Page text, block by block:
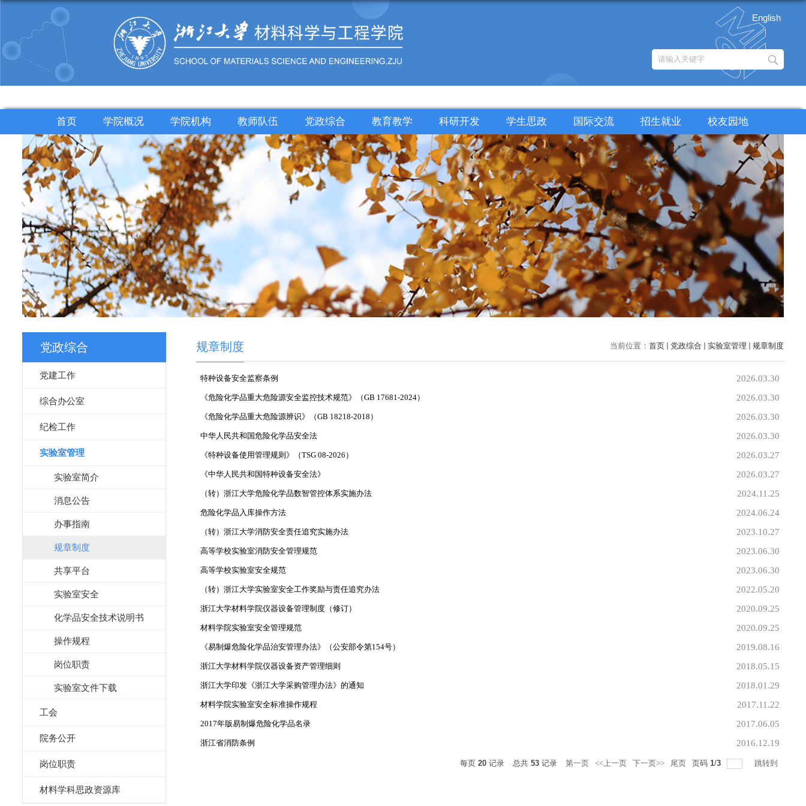
English
首页 学院概况 学院机构 教师队伍 党政综合 教育教学 科研开发 学生思政 国际交流 招生就业 校友园地
党政综合
党建工作
综合办公室
纪检工作
实验室管理
实验室简介
消息公告
办事指南
规章制度
共享平台
实验室安全
化学品安全技术说明书
操作规程
岗位职责
实验室文件下载
工会
院务公开
岗位职责
材料学科思政资源库
当前位置： 首页 党政综合 实验室管理 规章制度
规章制度
特种设备安全监察条例 2026.03.30
《危险化学品重大危险源安全监控技术规范》（GB 17681-2024） 2026.03.30
《危险化学品重大危险源辨识》（GB 18218-2018） 2026.03.30
中华人民共和国危险化学品安全法 2026.03.30
《特种设备使用管理规则》（TSG 08-2026） 2026.03.27
《中华人民共和国特种设备安全法》 2026.03.27
（转）浙江大学危险化学品数智管控体系实施办法 2024.11.25
危险化学品入库操作方法 2024.06.24
（转）浙江大学消防安全责任追究实施办法 2023.10.27
高等学校实验室消防安全管理规范 2023.06.30
高等学校实验室安全规范 2023.06.30
（转）浙江大学实验室安全工作奖励与责任追究办法 2022.05.20
浙江大学材料学院仪器设备管理制度（修订） 2020.09.25
材料学院实验室安全管理规范 2020.09.25
《易制爆危险化学品治安管理办法》（公安部令第154号） 2019.08.16
浙江大学材料学院仪器设备资产管理细则 2018.05.15
浙江大学印发《浙江大学采购管理办法》的通知 2018.01.29
材料学院实验室安全标准操作规程 2017.11.22
2017年版易制爆危险化学品名录 2017.06.05
浙江省消防条例 2016.12.19
每页 20 记录 总共 53 记录 第一页 <<上一页 下一页>> 尾页 页码 1/3 跳转到